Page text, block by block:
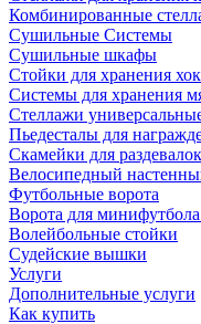
Комбинированные
Сушильные Системы
Сушильные шкафы
Стойки для хранения
Системы для хранения
Стеллажи
Пьедесталы для
Скамейки для раздевалок
Велосипедный
Футбольные ворота
Ворота для
Волейбольные стойки
Судейские вышки
Услуги
Дополнительные услуги
Как купить